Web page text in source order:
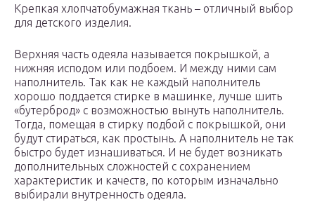
Крепкая хлопчатобумажная ткань – отличный выбор
для детского изделия.
Верхняя часть одеяла называется покрышкой, а
нижняя исподом или подбоем. И между ними сам
наполнитель. Так как не каждый наполнитель
хорошо поддается стирке в машинке, лучше шить
«бутерброд» с возможностью вынуть наполнитель.
Тогда, помещая в стирку подбой с покрышкой, они
будут стираться, как простынь. А наполнитель не так
быстро будет изнашиваться. И не будет возникать
дополнительных сложностей с сохранением
характеристик и качеств, по которым изначально
выбирали внутренность одеяла.